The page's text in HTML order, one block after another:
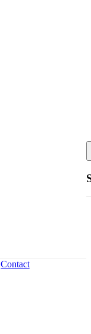
Contact